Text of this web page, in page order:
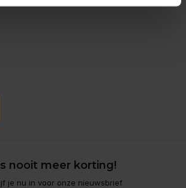
nooit meer korting!
je nu in voor onze nieuwsbrief